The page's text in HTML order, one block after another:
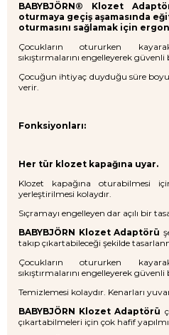
BABYBJÖRN® Klozet
oturmaya geçiş aşamasında
oturmasını sağlamak için
Çocukların otururken
sıkıştırmalarını engelleyerek
Çocuğun ihtiyaç duyduğu süre
verir.
Fonksiyonları:
Her tür klozet kapağına uyar.
Klozet kapağına oturabilmesi
yerleştirilmesi kolaydır.
Sıçramayı engelleyen dar açılı bir
BABYBJÖRN Klozet Adaptörü
takıp çıkartabileceği şekilde
Çocukların otururken
sıkıştırmalarını engelleyerek
Temizlemesi kolaydır. Kenarları
BABYBJÖRN Klozet Adaptörü
çıkartabilmeleri için çok hafif